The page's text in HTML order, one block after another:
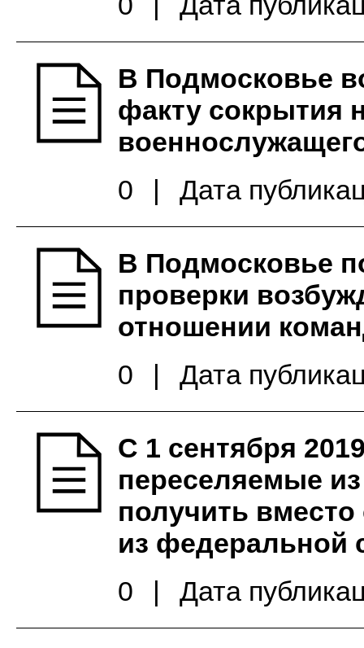
В Подмосковье
факту сокрытия
0
| Дата
В Подмосковье
проверки
отношении
0
| Дата
С 1 сентября
переселяемые
получить
из федеральной
0
| Дата